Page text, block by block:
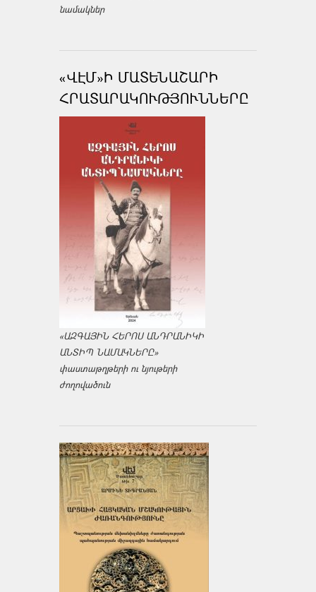
նամակներ
«ՎԷՄ»Ի ՄԱՏԵՆԱՇԱՐԻ
ՀՐԱՏԱՐԱԿՈՒԹՅՈՒՆՆԵՐԸ
«ԱԶԳԱՅԻՆ ՀԵՐՈՍ ԱՆԴՐԱՆԻԿԻ
ԱՆՏԻՊ ՆԱՄԱԿՆԵՐԸ»
փաստաթղթերի ու նյութերի
ժողովածուն